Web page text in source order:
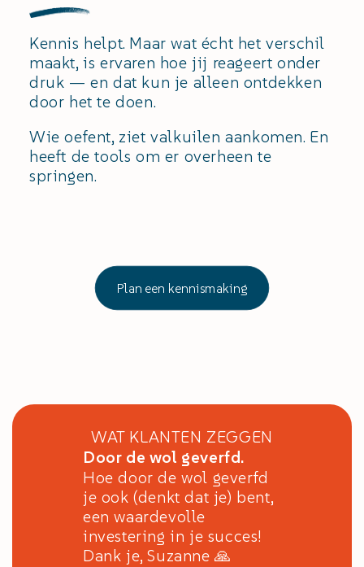
Kennis helpt. Maar wat écht het verschil
maakt, is ervaren hoe jij reageert onder
druk — en dat kun je alleen ontdekken
door het te doen.
Wie oefent, ziet valkuilen aankomen. En
heeft de tools om er overheen te
springen.
Plan een kennismaking
WAT KLANTEN ZEGGEN
Door de wol geverfd.
Hoe door de wol geverfd
je ook (denkt dat je) bent,
een waardevolle
investering in je succes!
Dank je, Suzanne 🙏